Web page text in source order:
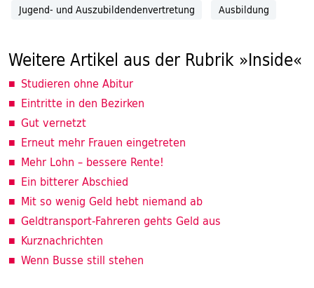
Jugend- und Auszubildendenvertretung
Ausbildung
Weitere Artikel aus der Rubrik »Inside«
Studieren ohne Abitur
Eintritte in den Bezirken
Gut vernetzt
Erneut mehr Frauen eingetreten
Mehr Lohn – bessere Rente!
Ein bitterer Abschied
Mit so wenig Geld hebt niemand ab
Geldtransport-Fahreren gehts Geld aus
Kurznachrichten
Wenn Busse still stehen